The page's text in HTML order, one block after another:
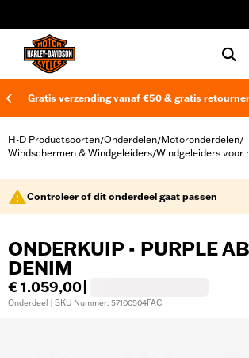
Gratis verzending vanaf €50 & gratis
H-D Productsoorten/Onderdelen/Motoronderdelen/
Windschermen & Windgeleiders/Windgeleiders voor
Controleer of dit onderdeel gaat passen
ONDERKUIP - PURPLE
DENIM
€ 1.059,00
Onderdeel | SKU Nummer: 57100504FAC